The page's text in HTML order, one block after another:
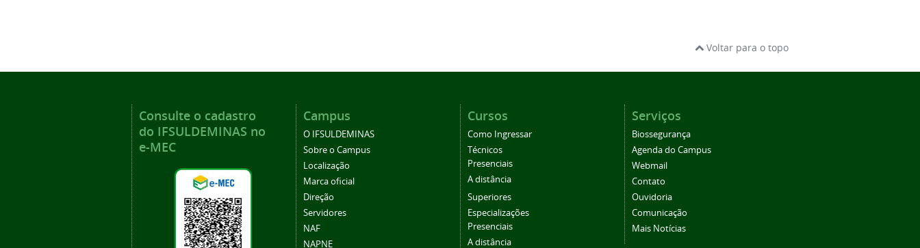
Voltar para o topo
Consulte o cadastro
do IFSULDEMINAS no
e-MEC
Campus
O IFSULDEMINAS
Sobre o Campus
Localização
Marca oficial
Direção
Servidores
NAF
NAPNE
Cursos
Como Ingressar
Técnicos
Presenciais
A distância
Superiores
Especializações
Presenciais
A distância
Serviços
Biossegurança
Agenda do Campus
Webmail
Contato
Ouvidoria
Comunicação
Mais Notícias